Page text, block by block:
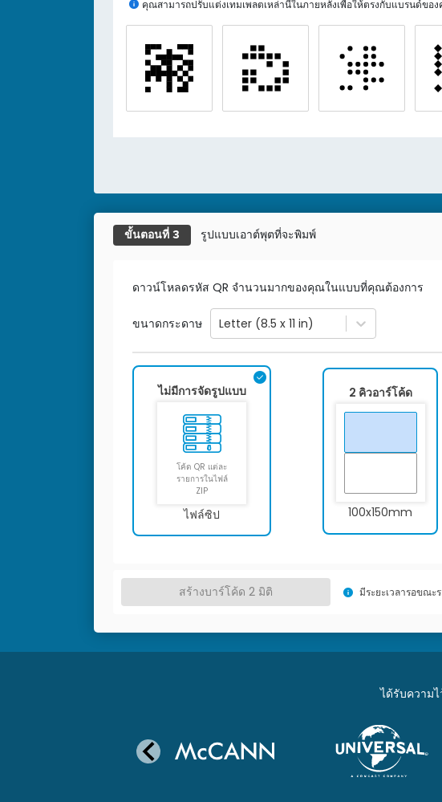
คุณสามารถปรับแต่งเทมเพลตเหล่านี้ในภายหลังเพื่อให้ตรงกับแบรนด์ขอ
ขั้นตอนที่ 3 รูปแบบเอาต์พุตที่จะพิมพ์
ดาวน์โหลดรหัส QR จำนวนมากของคุณในแบบที่คุณต้องการ
ขนาดกระดาษ Letter (8.5 x 11 in)
ไม่มีการจัดรูปแบบ
โค้ด QR แต่ละ
รายการในไฟล์
ZIP
ไฟล์ซิป
2 คิวอาร์โค้ด
100x150mm
สร้างบาร์โค้ด 2 มิติ มีระยะเวลารอขณ
ได้รับความไ